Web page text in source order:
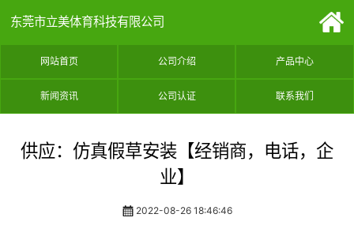
东莞市立美体育科技有限公司
网站首页 公司介绍 产品中心
新闻资讯 公司认证 联系我们
供应：仿真假草安装【经销商，电话，企
业】
2022-08-26 18:46:46